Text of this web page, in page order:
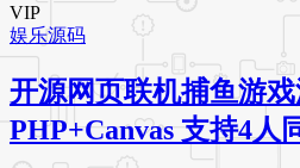
VIP
娱乐源码
开源网页联机捕鱼游
PHP+Canvas 支持4人